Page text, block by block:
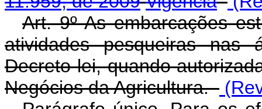
Art. 9º As embarcações
atividades pesqueiras
Decreto-lei, quando
Negócios da Agricultura.